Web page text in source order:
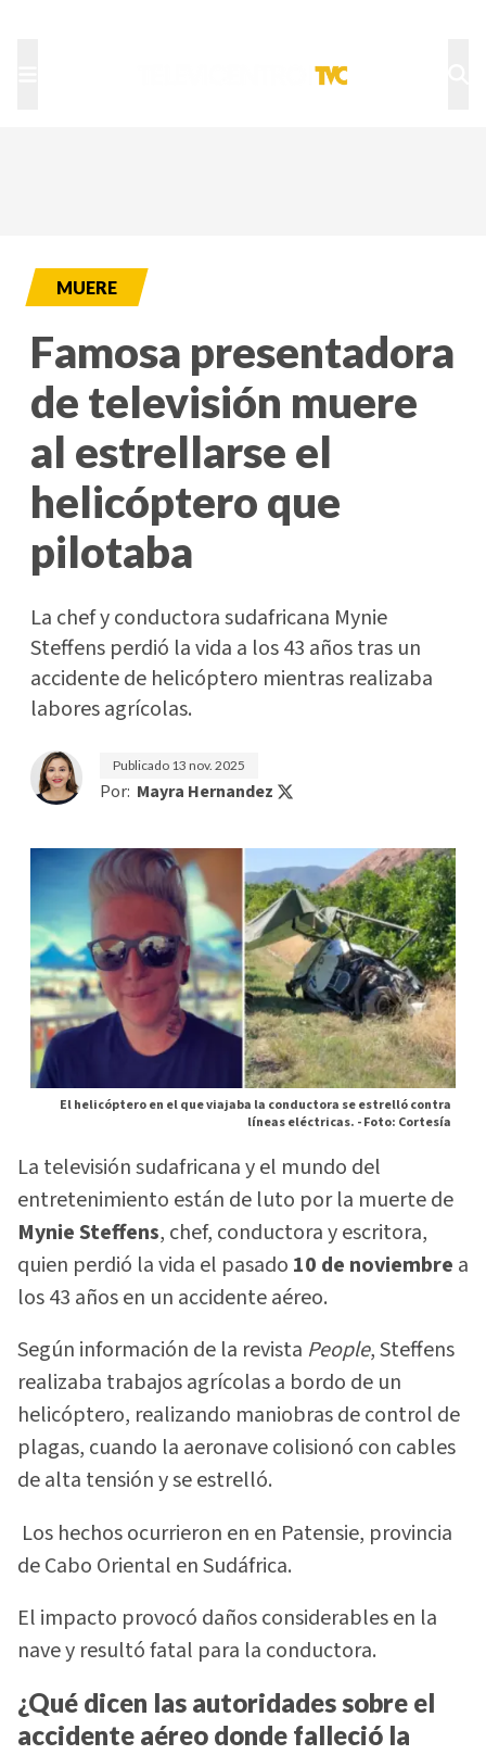
MUERE
Famosa presentadora
de televisión muere
al estrellarse el
helicóptero que
pilotaba
La chef y conductora sudafricana Mynie
Steffens perdió la vida a los 43 años tras un
accidente de helicóptero mientras realizaba
labores agrícolas.
Publicado 13 nov. 2025
Por: Mayra Hernandez
El helicóptero en el que viajaba la conductora se estrelló contra
líneas eléctricas. -Foto: Cortesía
La televisión sudafricana y el mundo del
entretenimiento están de luto por la muerte de
Mynie Steffens, chef, conductora y escritora,
quien perdió la vida el pasado 10 de noviembre a
los 43 años en un accidente aéreo.
Según información de la revista People, Steffens
realizaba trabajos agrícolas a bordo de un
helicóptero, realizando maniobras de control de
plagas, cuando la aeronave colisionó con cables
de alta tensión y se estrelló.
Los hechos ocurrieron en en Patensie, provincia
de Cabo Oriental en Sudáfrica.
El impacto provocó daños considerables en la
nave y resultó fatal para la conductora.
¿Qué dicen las autoridades sobre el
accidente aéreo donde falleció la